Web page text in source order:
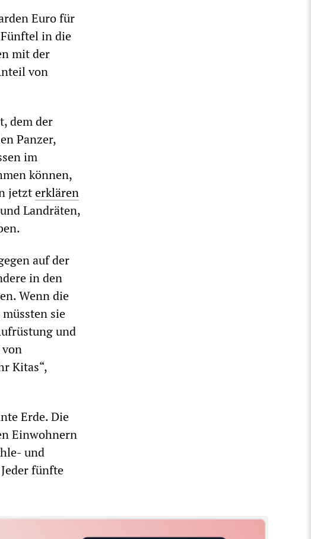
Euro für
in die
mit der
von
dem der
Panzer,
im
können,
jetzterklären
Landräten,
auf der
in den
Wenn die
sie
und
Kitas“,
Erde. Die
Einwohnern
und
fünfte